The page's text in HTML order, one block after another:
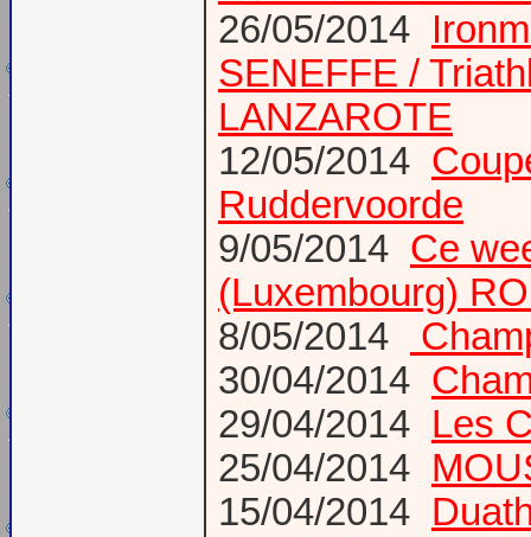
26/05/2014
SENEFFE /
LANZAROTE
12/05/2014
Ruddervoorde
9/05/2014 Ce
(Luxembourg)
8/05/2014
30/04/2014
29/04/2014 Les
25/04/2014
15/04/2014